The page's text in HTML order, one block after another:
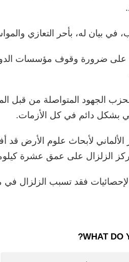
في بيان له، بأحر التعازي
على ضرورة وقوف مؤسسات
الجهود المتواصلة من قبل
بشكل دائم في كل الأزمات.
الزلزال على عمق عشرة
فقد تسبب الزلزال في مقتل 1037 قتيل، وإصابة 1204جريح
WHAT DO